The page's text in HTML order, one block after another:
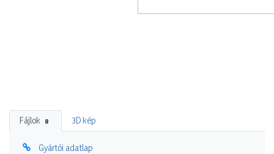
Fájlok 8 3D kép
Gyártói adatlap